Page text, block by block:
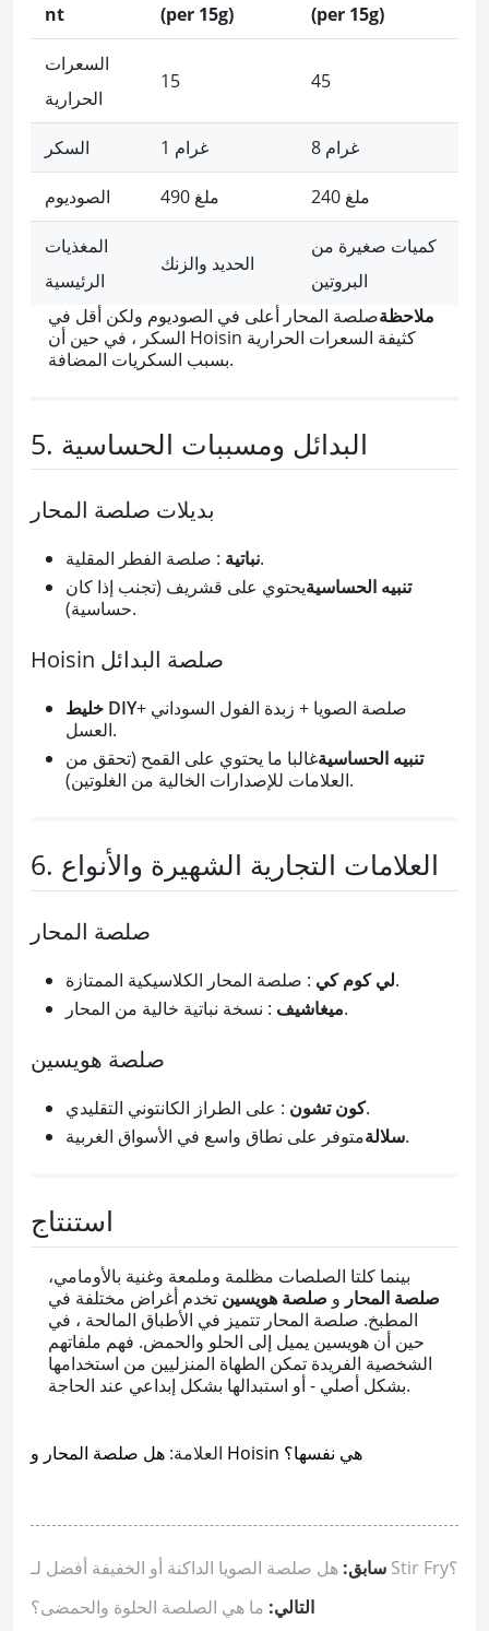
nt
(per 15g)
(per 15g)
السعرات
الحرارية
15 45
السكر 1 غرام 8 غرام
الصوديوم 490 ملغ 240 ملغ
المغذيات
الرئيسية
الحديد والزنك
كميات صغيرة من
البروتين
ملاحظةصلصة المحار أعلى في الصوديوم ولكن أقل في
السكر ، في حين أن Hoisin كثيفة السعرات الحرارية
بسبب السكريات المضافة.
5. البدائل ومسببات الحساسية
بديلات صلصة المحار
نباتية: صلصة الفطر المقلية.
تنبيه الحساسيةيحتوي على قشريف (تجنب إذا كان
حساسية).
Hoisin صلصة البدائل
خليط DIYصلصة الصويا + زبدة الفول السوداني +
العسل.
تنبيه الحساسيةغالبا ما يحتوي على القمح (تحقق من
العلامات للإصدارات الخالية من الغلوتين).
6. العلامات التجارية الشهيرة والأنواع
صلصة المحار
لي كوم كي: صلصة المحار الكلاسيكية الممتازة.
ميغاشيف: نسخة نباتية خالية من المحار.
صلصة هويسين
كون تشون: على الطراز الكانتوني التقليدي.
سلالةمتوفر على نطاق واسع في الأسواق الغربية.
استنتاج
بينما كلتا الصلصات مظلمة وملمعة وغنية بالأومامي،
صلصة المحار و صلصة هويسين تخدم أغراض مختلفة في
المطبخ. صلصة المحار تتميز في الأطباق المالحة ، في
حين أن هويسين يميل إلى الحلو والحمض. فهم ملفاتهم
الشخصية الفريدة تمكن الطهاة المنزليين من استخدامها
بشكل أصلي - أو استبدالها بشكل إبداعي عند الحاجة.
العلامة: هل صلصة المحار و Hoisin هي نفسها؟
سابق:
هل صلصة الصويا الداكنة أو الخفيفة أفضل لـ Stir Fry؟
التالي: ما هي الصلصة الحلوة والحمضى؟